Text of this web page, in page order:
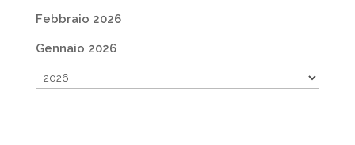
Febbraio 2026
Gennaio 2026